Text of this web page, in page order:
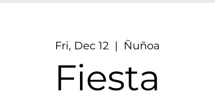
Fri, Dec 12
  |
Ñuñoa
Fiesta